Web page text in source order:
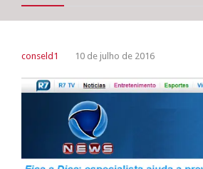
conseld1 10 de julho de 2016